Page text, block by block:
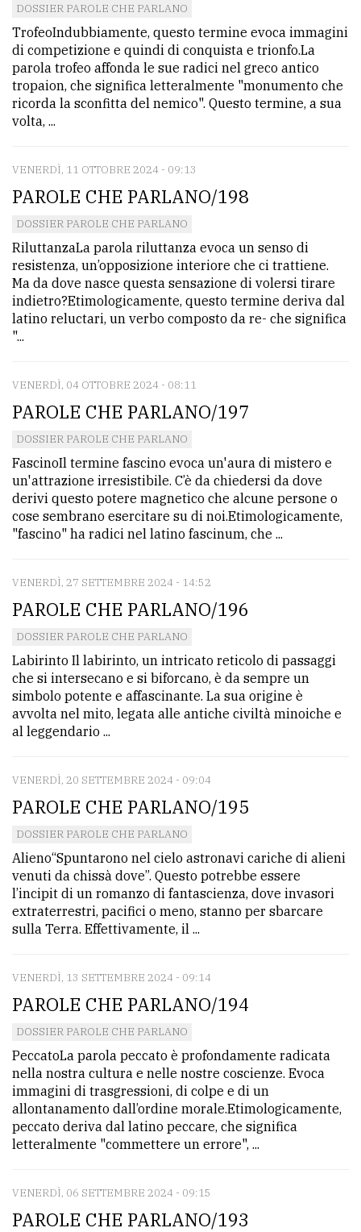
DOSSIER PAROLE CHE PARLANO
TrofeoIndubbiamente, questo termine evoca immagini
di competizione e quindi di conquista e trionfo.La
parola trofeo affonda le sue radici nel greco antico
tropaion, che significa letteralmente "monumento che
ricorda la sconfitta del nemico". Questo termine, a sua
volta, ...
VENERDÌ, 11 OTTOBRE 2024 - 09:13
PAROLE CHE PARLANO/198
DOSSIER PAROLE CHE PARLANO
RiluttanzaLa parola riluttanza evoca un senso di
resistenza, un’opposizione interiore che ci trattiene.
Ma da dove nasce questa sensazione di volersi tirare
indietro?Etimologicamente, questo termine deriva dal
latino reluctari, un verbo composto da re- che significa
"...
VENERDÌ, 04 OTTOBRE 2024 - 08:11
PAROLE CHE PARLANO/197
DOSSIER PAROLE CHE PARLANO
FascinoIl termine fascino evoca un'aura di mistero e
un'attrazione irresistibile. C’è da chiedersi da dove
derivi questo potere magnetico che alcune persone o
cose sembrano esercitare su di noi.Etimologicamente,
"fascino" ha radici nel latino fascinum, che ...
VENERDÌ, 27 SETTEMBRE 2024 - 14:52
PAROLE CHE PARLANO/196
DOSSIER PAROLE CHE PARLANO
Labirinto Il labirinto, un intricato reticolo di passaggi
che si intersecano e si biforcano, è da sempre un
simbolo potente e affascinante. La sua origine è
avvolta nel mito, legata alle antiche civiltà minoiche e
al leggendario ...
VENERDÌ, 20 SETTEMBRE 2024 - 09:04
PAROLE CHE PARLANO/195
DOSSIER PAROLE CHE PARLANO
Alieno“Spuntarono nel cielo astronavi cariche di alieni
venuti da chissà dove”. Questo potrebbe essere
l’incipit di un romanzo di fantascienza, dove invasori
extraterrestri, pacifici o meno, stanno per sbarcare
sulla Terra. Effettivamente, il ...
VENERDÌ, 13 SETTEMBRE 2024 - 09:14
PAROLE CHE PARLANO/194
DOSSIER PAROLE CHE PARLANO
PeccatoLa parola peccato è profondamente radicata
nella nostra cultura e nelle nostre coscienze. Evoca
immagini di trasgressioni, di colpe e di un
allontanamento dall’ordine morale.Etimologicamente,
peccato deriva dal latino peccare, che significa
letteralmente "commettere un errore", ...
VENERDÌ, 06 SETTEMBRE 2024 - 09:15
PAROLE CHE PARLANO/193